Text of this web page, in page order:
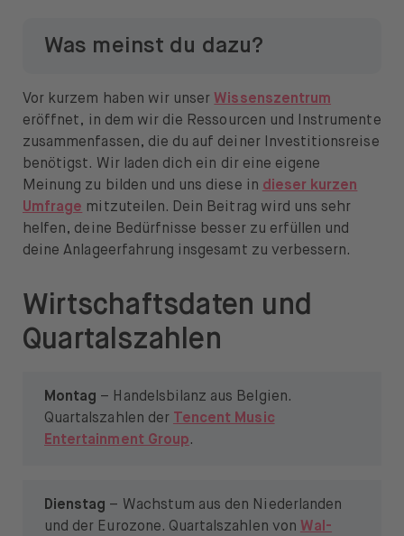
Was meinst du dazu?
Vor kurzem haben wir unser Wissenszentrum
eröffnet, in dem wir die Ressourcen und Instrumente
zusammenfassen, die du auf deiner Investitionsreise
benötigst. Wir laden dich ein dir eine eigene
Meinung zu bilden und uns diese in dieser kurzen
Umfrage mitzuteilen. Dein Beitrag wird uns sehr
helfen, deine Bedürfnisse besser zu erfüllen und
deine Anlageerfahrung insgesamt zu verbessern.
Wirtschaftsdaten und
Quartalszahlen
Montag – Handelsbilanz aus Belgien.
Quartalszahlen der Tencent Music
Entertainment Group.
Dienstag – Wachstum aus den Niederlanden
und der Eurozone. Quartalszahlen von Wal-